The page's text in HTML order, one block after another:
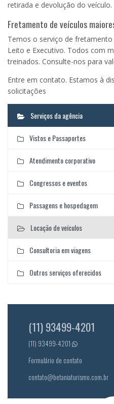
retirada e devolução do veículo.
Fretamento de veículos
Temos o serviço de fretamento
Leito e Executivo. Todos com
treinados. Consulte-nos para
Entre em contato. Estamos à
solicitações
Serviços da agência
Vistos e Passaportes
Atendimento corporativo
Congressos e eventos
Passagens e hospedagem
Locação de veículos
Consultoria em viagens
Outros serviços oferecidos
(11) 93499-4201
(11) 93499-4201
Formulário de contato
contato@betaniaturismo.com.br